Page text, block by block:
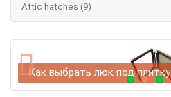
Attic hatches (9)
Как выбрать люк под плитку